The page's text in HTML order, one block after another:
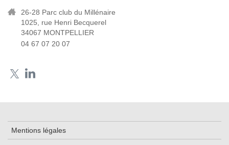
26-28 Parc club du Millénaire
1025, rue Henri Becquerel
34067 MONTPELLIER
04 67 07 20 07
Mentions légales